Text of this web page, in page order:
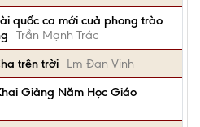
quốc ca mới cuả phong trào
Trần Mạnh Trác
trên trời
Lm Đan Vinh
Giảng Năm Học Giáo